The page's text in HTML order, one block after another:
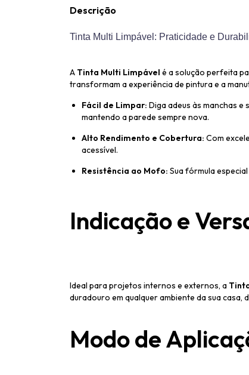
Descrição
Tinta Multi Limpável: Praticidade e
A Tinta Multi Limpável é a solução perfeita
transformam a experiência de pintura e a
Fácil de Limpar: Diga adeus às manchas
mantendo a parede sempre nova.
Alto Rendimento e Cobertura: Com
acessível.
Resistência ao Mofo: Sua fórmula
Indicação e
Ideal para projetos internos e externos, a
duradouro em qualquer ambiente da sua
Modo de